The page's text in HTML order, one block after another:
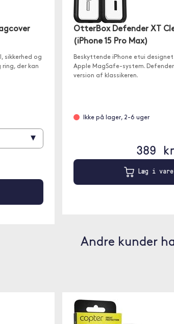
sikkerhed og
ring, der kan
▾
OtterBox Defender XT
(iPhone 15 Pro Max)
Beskyttende iPhone etui
Apple MagSafe-system.
version af klassikeren.
Ikke på lager, 2-6 uger
389
Læg i
Andre kunder